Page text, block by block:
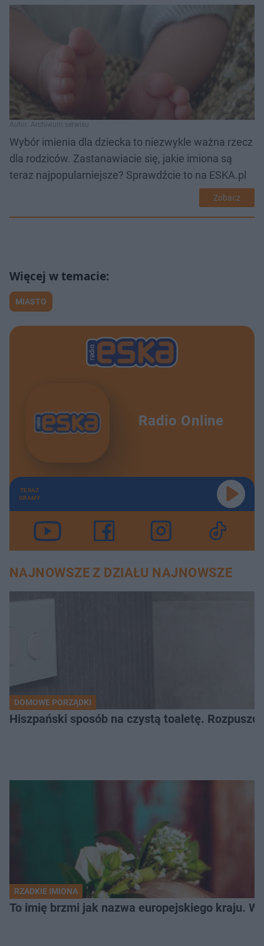
Autor: Archiwum serwisu
Wybór imienia dla dziecka to niezwykle ważna rzecz
dla rodziców. Zastanawiacie się, jakie imiona są
teraz najpopularniejsze? Sprawdźcie to na ESKA.pl
Zobacz
MIASTO
Radio Online
TERAZ
GRAMY
NAJNOWSZE Z DZIAŁU NAJNOWSZE
DOMOWE PORZĄDKI
Hiszpański sposób na czystą toaletę.
RZADKIE IMIONA
To imię brzmi jak nazwa europejskiego kraju.